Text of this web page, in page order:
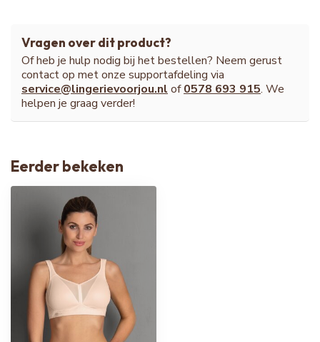
Vragen over dit product?
Of heb je hulp nodig bij het bestellen? Neem gerust
contact op met onze supportafdeling via
service@lingerievoorjou.nl of0578 693 915. We
helpen je graag verder!
Eerder bekeken